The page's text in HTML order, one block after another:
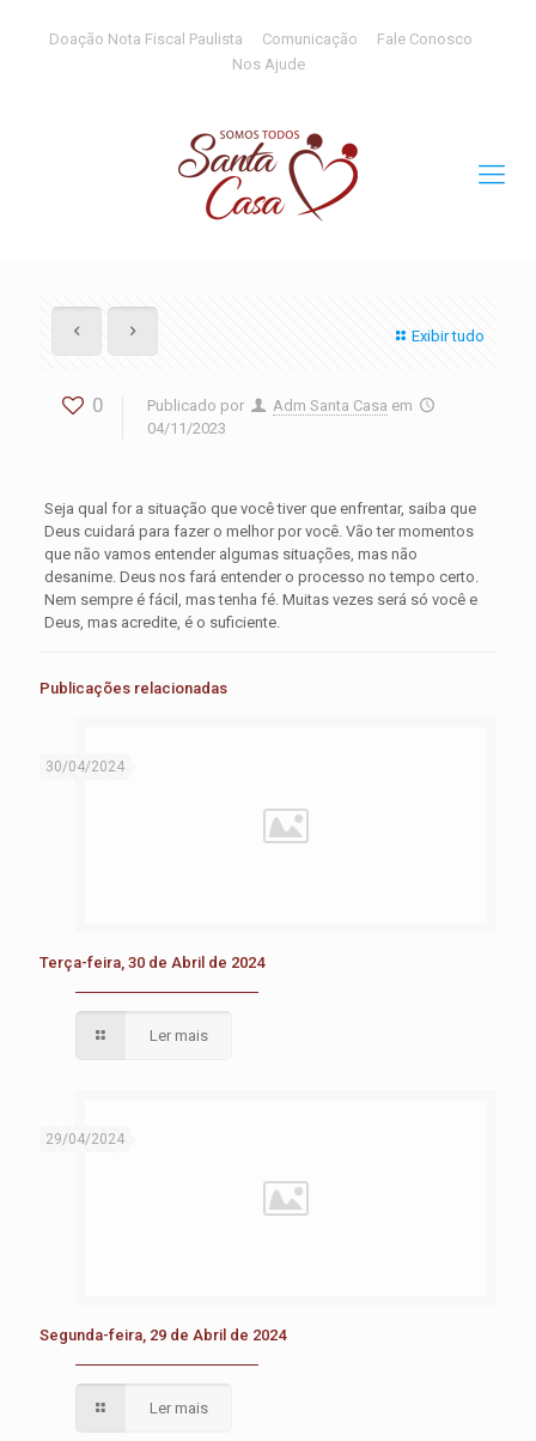
Doação Nota Fiscal Paulista Comunicação
Fale Conosco
Nos Ajude
Exibir tudo
0 Publicado por Adm Santa Casa em
04/11/2023
Seja qual for a situação que você tiver que enfrentar, saiba que
Deus cuidará para fazer o melhor por você. Vão ter momentos
que não vamos entender algumas situações, mas não
desanime. Deus nos fará entender o processo no tempo certo.
Nem sempre é fácil, mas tenha fé. Muitas vezes será só você e
Deus, mas acredite, é o suficiente.
Publicações relacionadas
30/04/2024
Terça-feira, 30 de Abril de 2024
Ler mais
29/04/2024
Segunda-feira, 29 de Abril de 2024
Ler mais